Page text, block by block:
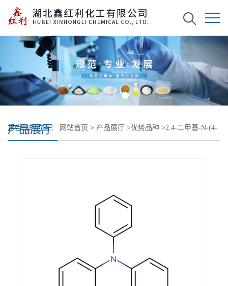
产品展厅
您当前的位置： 网站首页 > 产品展厅 >优势品种 >2,4-二甲基-N-(4-